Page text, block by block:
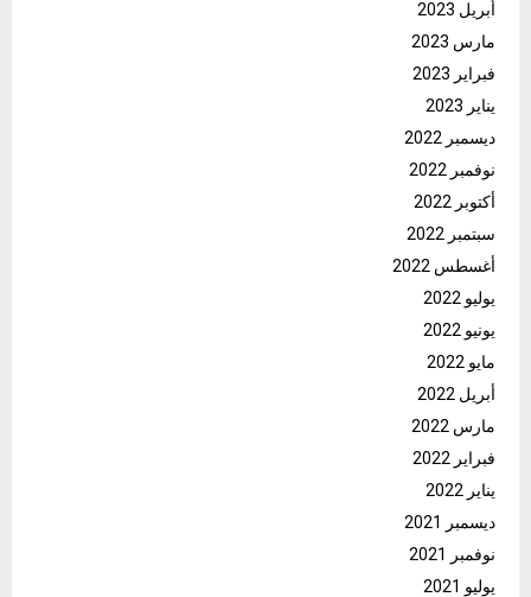
أبريل 2023
مارس 2023
فبراير 2023
يناير 2023
ديسمبر 2022
نوفمبر 2022
أكتوبر 2022
سبتمبر 2022
أغسطس 2022
يوليو 2022
يونيو 2022
مايو 2022
أبريل 2022
مارس 2022
فبراير 2022
يناير 2022
ديسمبر 2021
نوفمبر 2021
يوليو 2021